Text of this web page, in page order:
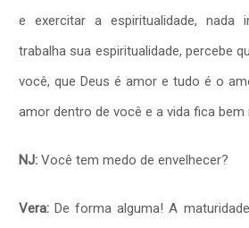
e exercitar a espiritualidade, nada
trabalha sua espiritualidade, percebe
você, que Deus é amor e tudo é o
amor dentro de você e a vida fica bem
NJ: Você tem medo de envelhecer?
Vera: De forma alguma! A